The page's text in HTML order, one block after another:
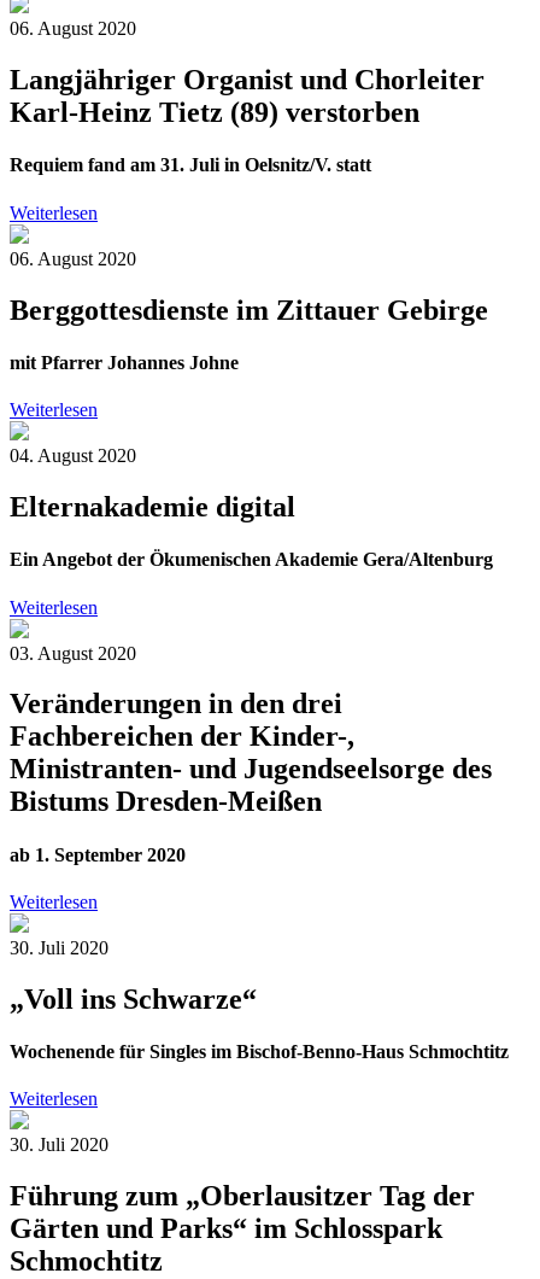
06. August 2020
Langjähriger Organist und Chorleiter
Karl-Heinz Tietz (89) verstorben
Requiem fand am 31. Juli in Oelsnitz/V. statt
Weiterlesen
06. August 2020
Berggottesdienste im Zittauer Gebirge
mit Pfarrer Johannes Johne
Weiterlesen
04. August 2020
Elternakademie digital
Ein Angebot der Ökumenischen Akademie Gera/Altenburg
Weiterlesen
03. August 2020
Veränderungen in den drei
Fachbereichen der Kinder-,
Ministranten- und Jugendseelsorge des
Bistums Dresden-Meißen
ab 1. September 2020
Weiterlesen
30. Juli 2020
„Voll ins Schwarze“
Wochenende für Singles im Bischof-Benno-Haus Schmochtitz
Weiterlesen
30. Juli 2020
Führung zum „Oberlausitzer Tag der
Gärten und Parks“ im Schlosspark
Schmochtitz